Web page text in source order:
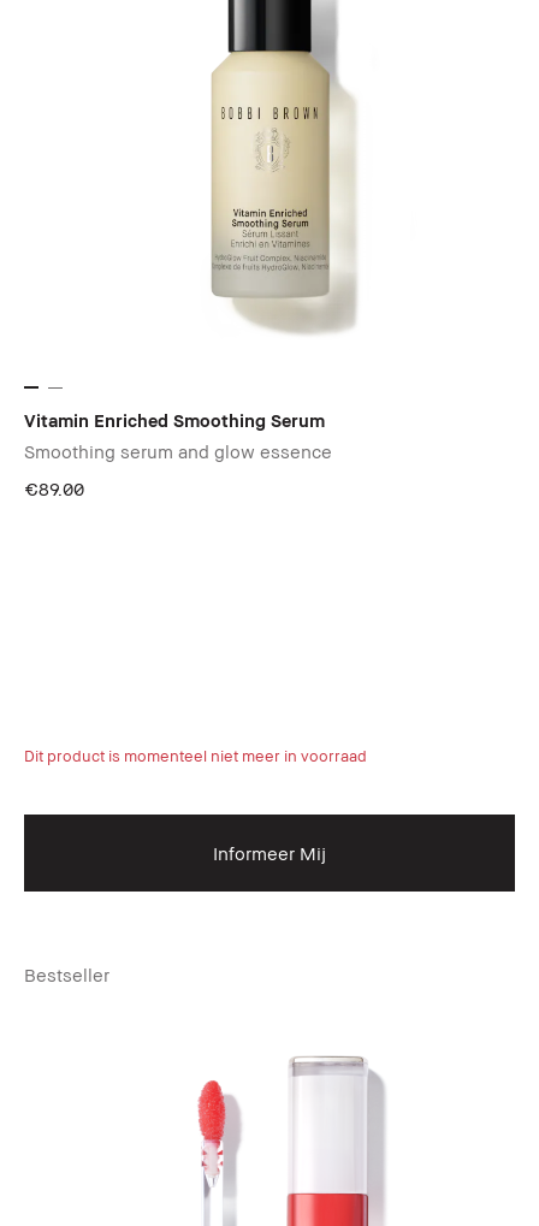
Vitamin Enriched Smoothing Serum
Smoothing serum and glow essence
€89.00
Dit product is momenteel niet meer in voorraad
Informeer Mij
Bestseller